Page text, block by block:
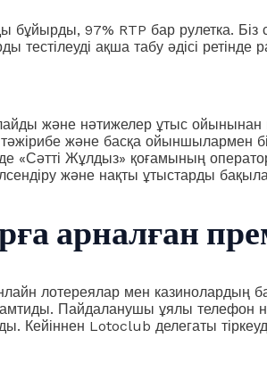
бұйырды, 97% RTP бар рулетка.
тестілеуді ақша табу әдісі
және нәтижелер ұтыс ойынынан
және басқа ойыншылармен
«Сәтті Жұлдыз» қоғамының
және нақты ұтыстарды
арналған
лотереялар мен казинолардың
Пайдаланушы ұялы
Кейіннен Lotoclub делегаты